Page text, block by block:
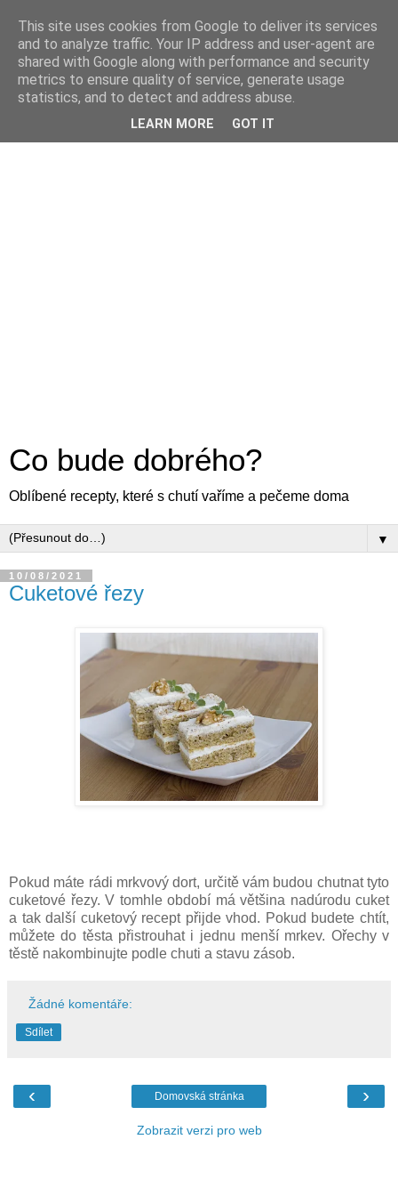
Co bude dobrého?
Oblíbené recepty, které s chutí vaříme a pečeme doma
▼
10/08/2021
Cuketové řezy
Pokud máte rádi mrkvový dort, určitě vám budou chutnat tyto
cuketové řezy. V tomhle období má většina nadúrodu cuket
a tak další cuketový recept přijde vhod. Pokud budete chtít,
můžete do těsta přistrouhat i jednu menší mrkev. Ořechy v
těstě nakombinujte podle chuti a stavu zásob.
Žádné komentáře:
Sdílet
‹ ›
Domovská stránka
Zobrazit verzi pro web
This site uses cookies from Google to deliver its services
and to analyze traffic. Your IP address and user-agent are
shared with Google along with performance and security
metrics to ensure quality of service, generate usage
statistics, and to detect and address abuse.
LEARN MORE GOT IT